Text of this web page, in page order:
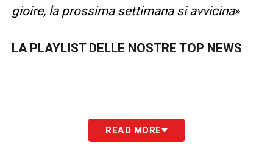
gioire, la prossima settimana si avvicina»
LA PLAYLIST DELLE NOSTRE TOP NEWS
READ MORE